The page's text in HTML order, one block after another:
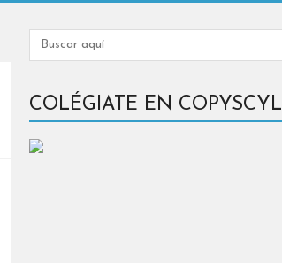
COLÉGIATE EN COPYSCYL